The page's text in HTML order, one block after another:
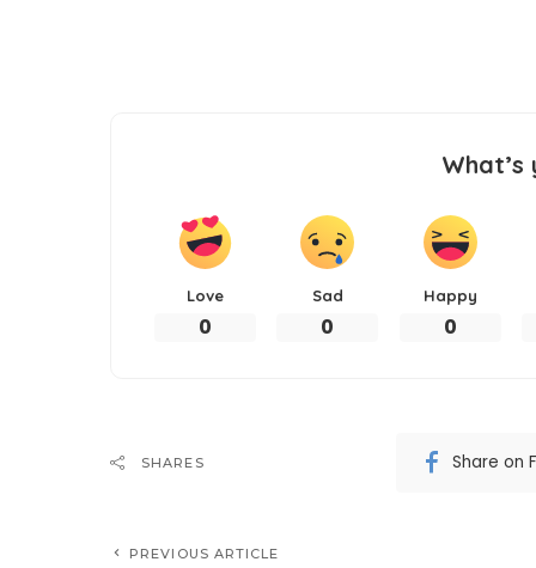
Love
0
Sad
0
Happy
0
SHARES Share on
PREVIOUS ARTICLE